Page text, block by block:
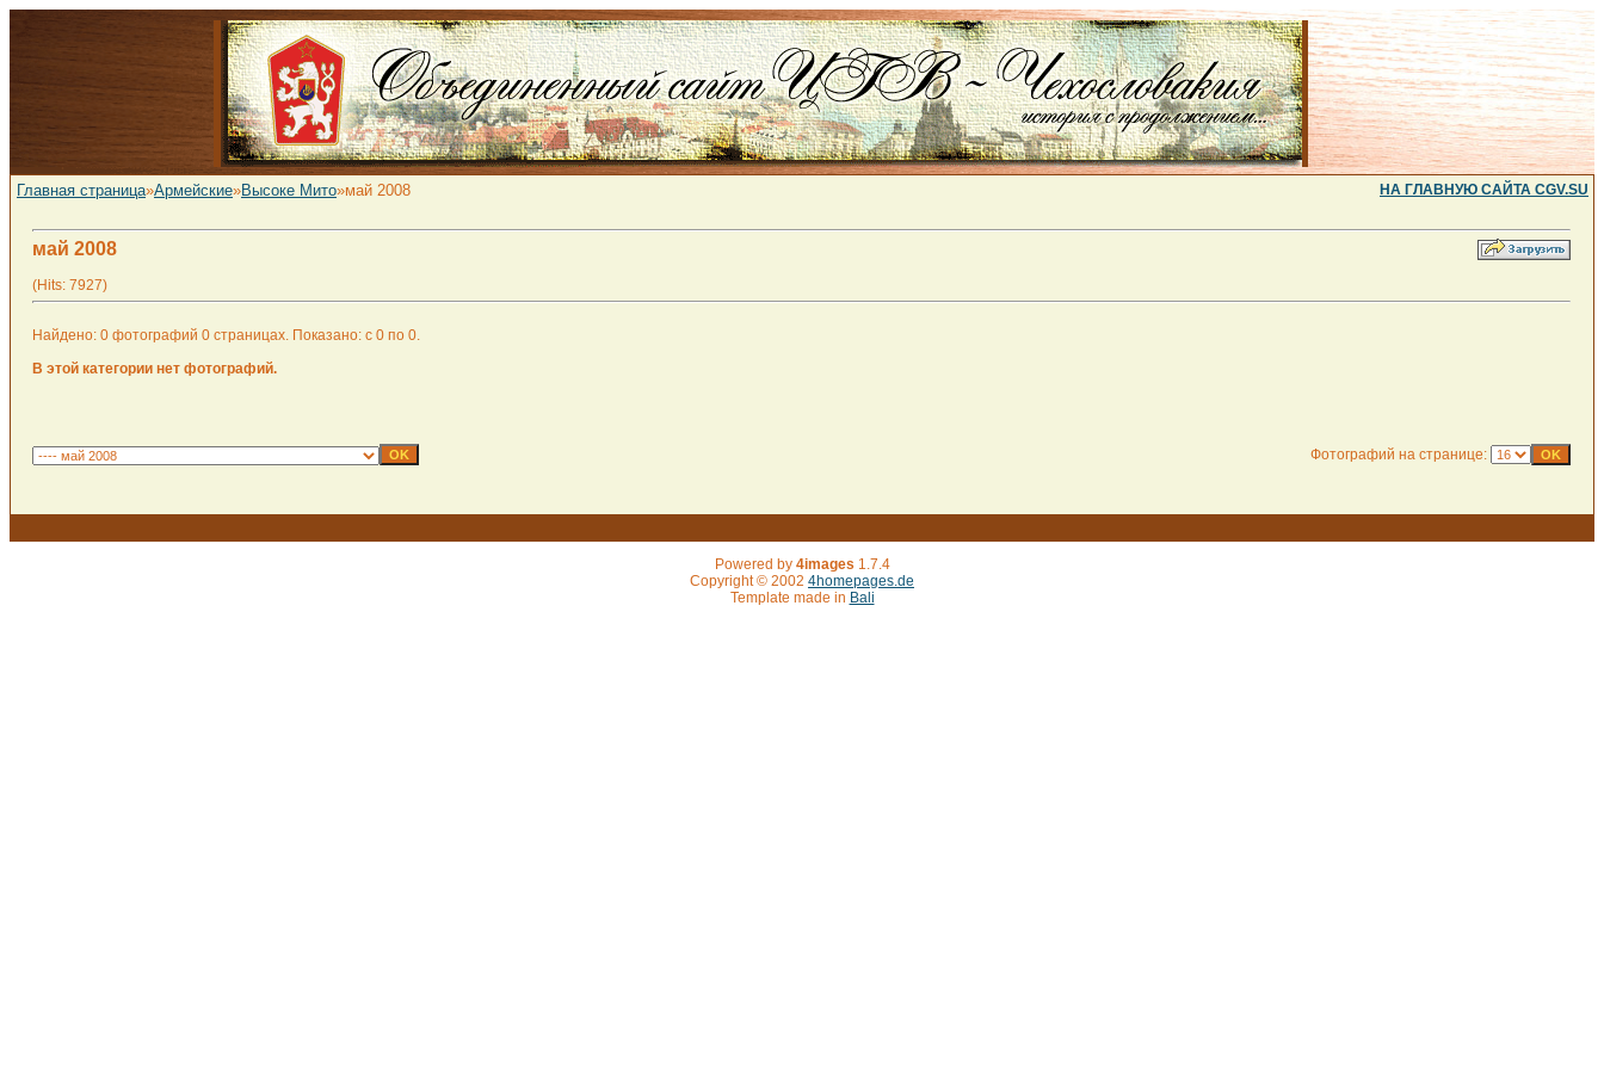
Главная страница»Армейские»Высоке Мито»май 2008 НА ГЛАВНУЮ САЙТА CGV.SU
май 2008
(Hits: 7927)
Найдено: 0 фотографий 0 страницах. Показано: с 0 по 0.
В этой категории нет фотографий.
Фотографий на странице:
Powered by 4images 1.7.4
Copyright © 2002 4homepages.de
Template made in Bali